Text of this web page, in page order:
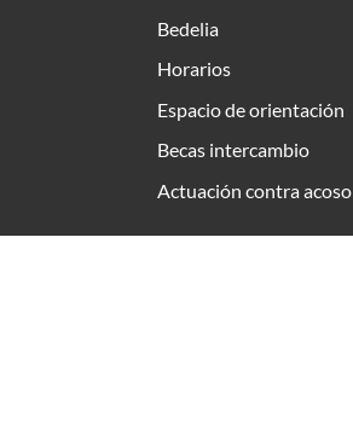
Bedelia
Horarios
Espacio de orientación
Becas intercambio
Actuación contra acoso